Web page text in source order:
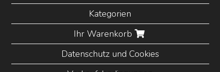
Kategorien
Ihr Warenkorb
Datenschutz und Cookies